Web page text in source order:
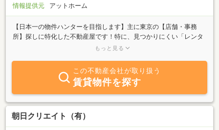
情報提供元
アットホーム
【日本一の物件ハンターを目指します】主に東京の【店舗・事務
所】探しに特化した不動産屋です！特に、見つかりにくい「レンタ
ルスペース・民泊・飲食」などや、投資用「築古戸建・1棟アパー
（大家業）を始めるオーナーさんを応援します。特に、23区や多摩
地域が中心ですが、当社独自のネットワークにより全国の物件探し
もお手伝い可能です！法人のお客様や副業大家さんから信頼される
パートナーになれるよう頑張りますので、よろしくお願いいたしま
す。
もっと見る
この不動産会社が取り扱う
賃貸物件を探す
朝日クリエイト（有）